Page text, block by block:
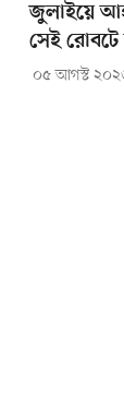
জুলাইয়ে
সেই রোবটে
০৫ আগস্ট